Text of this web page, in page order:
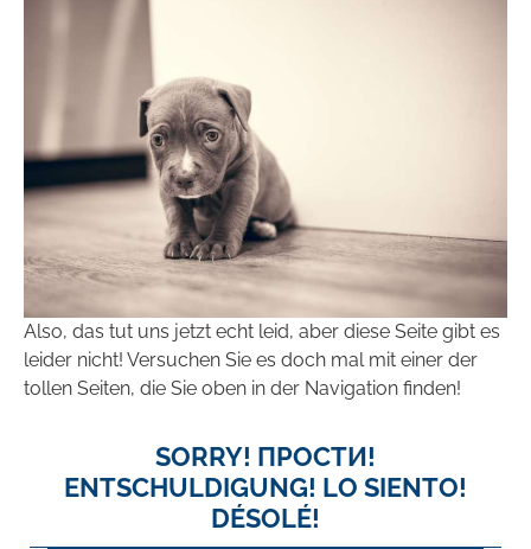
Also, das tut uns jetzt echt leid, aber diese Seite gibt es
leider nicht! Versuchen Sie es doch mal mit einer der
tollen Seiten, die Sie oben in der Navigation finden!
SORRY! ПРОСТИ!
ENTSCHULDIGUNG! LO SIENTO!
DÉSOLÉ!